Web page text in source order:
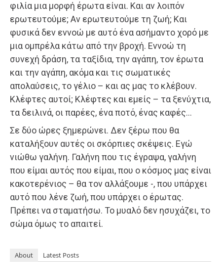
φιλία μια μορφή έρωτα είναι. Και αν λοιπόν
ερωτευτούμε; Αν ερωτευτούμε τη ζωή; Και
φυσικά δεν εννοώ με αυτό ένα ασήμαντο χορό με
μια ομπρέλα κάτω από την βροχή. Εννοώ τη
συνεχή δράση, τα ταξίδια, την αγάπη, τον έρωτα
και την αγάπη, ακόμα και τις σωματικές
απολαύσεις, το γέλιο – και ας μας το κλέβουν.
Κλέφτες αυτοί; Κλέφτες και εμείς – τα ξενύχτια,
τα δειλινά, οι παρέες, ένα ποτό, ένας καφές…
Σε δύο ώρες ξημερώνει. Δεν ξέρω που θα
καταλήξουν αυτές οι σκόρπιες σκέψεις. Εγώ
νιώθω γαλήνη. Γαλήνη που τις έγραψα, γαλήνη
που είμαι αυτός που είμαι, που ο κόσμος μας είναι
κακοτερένιος – θα τον αλλάξουμε -, που υπάρχει
αυτό που λένε ζωή, που υπάρχει ο έρωτας.
Πρέπει να σταματήσω. Το μυαλό δεν ησυχάζει, το
σώμα όμως το απαιτεί.
About Latest Posts